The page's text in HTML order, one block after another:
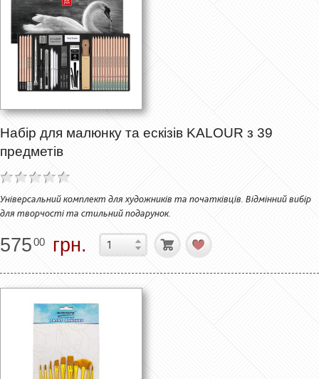
Набір для малюнку та ескізів KALOUR з 39
предметів
Універсальний комплект для художників та початківців. Відмінний вибір
для творчості та стильний подарунок.
57500 грн.